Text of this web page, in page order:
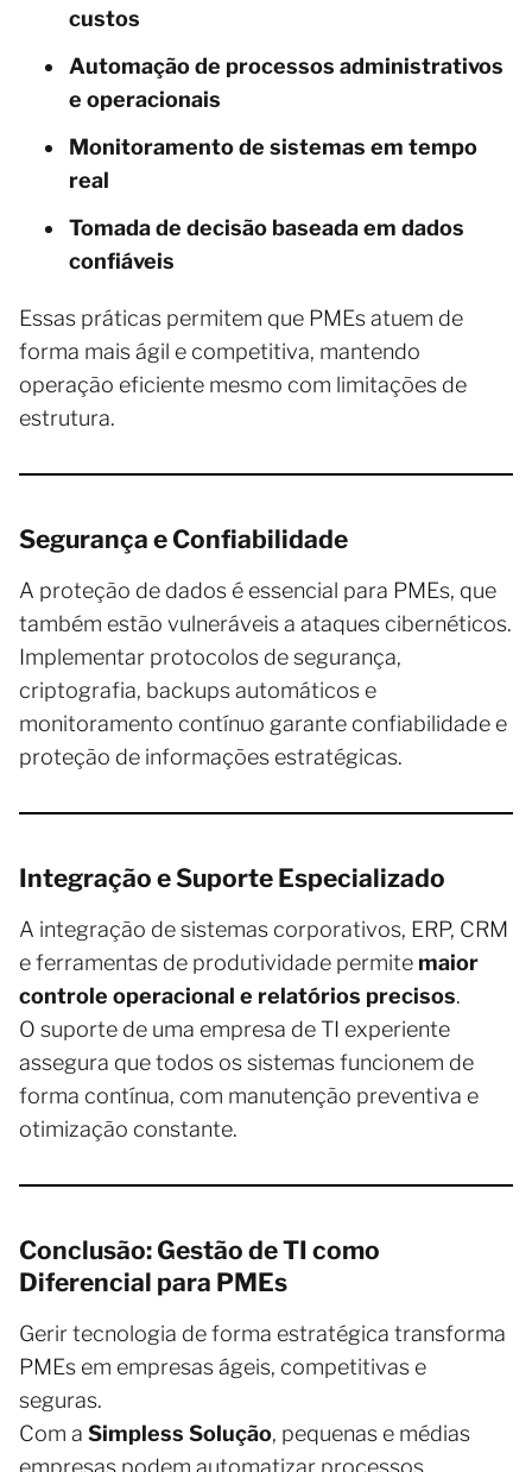
custos
Automação de processos administrativos
e operacionais
Monitoramento de sistemas em tempo
real
Tomada de decisão baseada em dados
confiáveis
Essas práticas permitem que PMEs atuem de
forma mais ágil e competitiva, mantendo
operação eficiente mesmo com limitações de
estrutura.
Segurança e Confiabilidade
A proteção de dados é essencial para PMEs, que
também estão vulneráveis a ataques cibernéticos.
Implementar protocolos de segurança,
criptografia, backups automáticos e
monitoramento contínuo garante confiabilidade e
proteção de informações estratégicas.
Integração e Suporte Especializado
A integração de sistemas corporativos, ERP, CRM
e ferramentas de produtividade permite maior
controle operacional e relatórios precisos.
O suporte de uma empresa de TI experiente
assegura que todos os sistemas funcionem de
forma contínua, com manutenção preventiva e
otimização constante.
Conclusão: Gestão de TI como
Diferencial para PMEs
Gerir tecnologia de forma estratégica transforma
PMEs em empresas ágeis, competitivas e
seguras.
Com a Simpless Solução, pequenas e médias
empresas podem automatizar processos,